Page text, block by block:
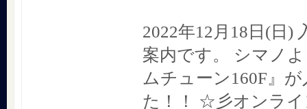
2022年12月18日(日)
案内です。 シマノ
ムチューン160F』
た！！ ☆彡オンラ